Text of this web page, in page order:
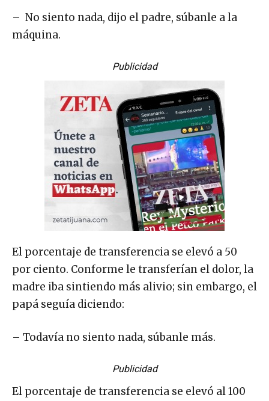
– No siento nada, dijo el padre, súbanle a la
máquina.
Publicidad
El porcentaje de transferencia se elevó a 50
por ciento. Conforme le transferían el dolor, la
madre iba sintiendo más alivio; sin embargo, el
papá seguía diciendo:
– Todavía no siento nada, súbanle más.
Publicidad
El porcentaje de transferencia se elevó al 100